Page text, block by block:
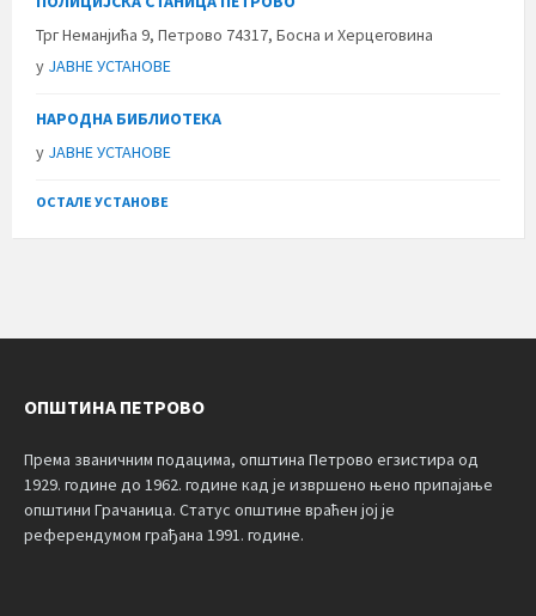
Трг Неманјића 9, Петрово 74317, Босна и Херцеговина
у ЈАВНЕ УСТАНОВЕ
НАРОДНА БИБЛИОТЕКА
у ЈАВНЕ УСТАНОВЕ
ОСТАЛЕ УСТАНОВЕ
ОПШТИНА ПЕТРОВО
Према званичним подацима, општина Петрово егзистира од
1929. године до 1962. године кад је извршено њено припајање
општини Грачаница. Статус општине враћен јој је
референдумом грађана 1991. године.